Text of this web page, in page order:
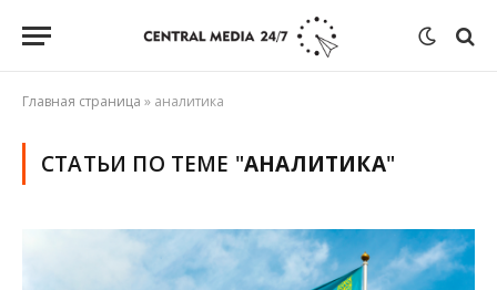
Главная страница » аналитика
СТАТЬИ ПО ТЕМЕ "АНАЛИТИКА"